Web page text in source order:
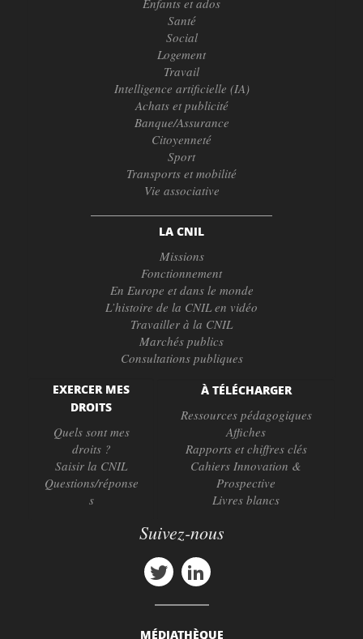
Santé
Social
Logement
Travail
Intelligence artificielle (IA)
Achats et publicité
Banque/Assurance
Citoyenneté
Sport
Transports et mobilité
Vie associative
LA CNIL
Missions
Fonctionnement
En Europe et dans le monde
L’histoire de la CNIL en vidéo
Travailler à la CNIL
Marchés publics
Consultations publiques
EXERCER MES
DROITS
Quels sont mes
droits ?
Saisir la CNIL
Questions/réponse
s
À TÉLÉCHARGER
Ressources pédagogiques
Affiches
Rapports et chiffres clés
Cahiers Innovation &
Prospective
Livres blancs
Suivez-nous
MÉDIATHÈQUE